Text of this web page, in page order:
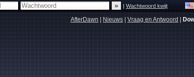
|Wachtwoord kwijt
AfterDawn Nieuws Vraag en Antwoord